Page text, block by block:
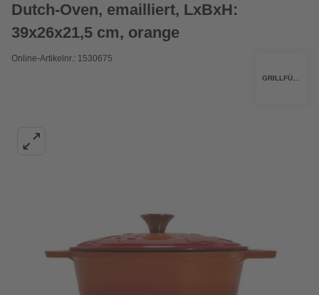
Dutch-Oven, emailliert, LxBxH:
39x26x21,5 cm, orange
Online-Artikelnr.: 1530675